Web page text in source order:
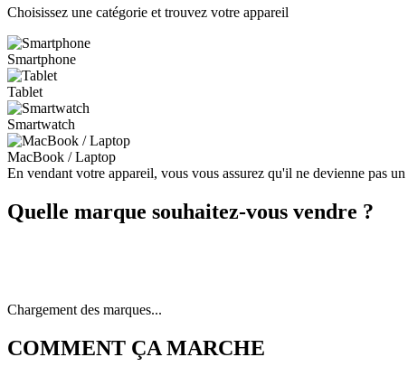
Choisissez une catégorie et trouvez votre appareil
Smartphone
Tablet
Smartwatch
MacBook / Laptop
En vendant votre appareil, vous vous assurez qu'il ne devienne pas un
Quelle marque souhaitez-vous vendre ?
Chargement des marques...
COMMENT ÇA MARCHE